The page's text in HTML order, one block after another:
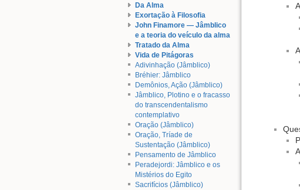
Da Alma
Exortação à Filosofia
John Finamore — Jâmblico
e a teoria do veículo da alma
Tratado da Alma
Vida de Pitágoras
Adivinhação (Jâmblico)
Bréhier: Jâmblico
Demônios, Ação (Jâmblico)
Jâmblico, Plotino e o fracasso
do transcendentalismo
contemplativo
Oração (Jâmblico)
Oração, Tríade de
Sustentação (Jâmblico)
Pensamento de Jâmblico
Peradejordi: Jâmblico e os
Mistérios do Egito
Sacrifícios (Jâmblico)